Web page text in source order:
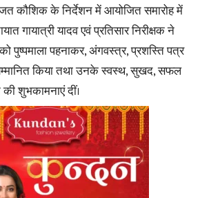
कौशिक के निर्देशन में आयोजित समारोह में
गायात्री यादव एवं प्रतिसार निरीक्षक ने
को पुष्पमाला पहनाकर, अंगवस्त्र, प्रशस्ति पत्र
किया तथा उनके स्वस्थ, सुखद, सफल
शुभकामनाएं दीं।